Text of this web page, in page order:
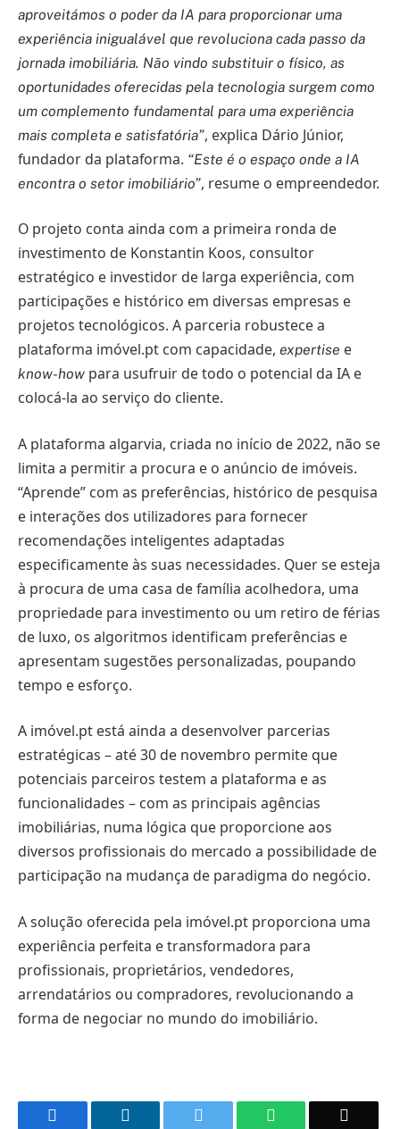
aproveitámos o poder da IA para proporcionar uma
experiência inigualável que revoluciona cada passo da
jornada imobiliária. Não vindo substituir o físico, as
oportunidades oferecidas pela tecnologia surgem como
um complemento fundamental para uma experiência
mais completa e satisfatória”, explica Dário Júnior,
fundador da plataforma. “Este é o espaço onde a IA
encontra o setor imobiliário”, resume o empreendedor.
O projeto conta ainda com a primeira ronda de
investimento de Konstantin Koos, consultor
estratégico e investidor de larga experiência, com
participações e histórico em diversas empresas e
projetos tecnológicos. A parceria robustece a
plataforma imóvel.pt com capacidade, expertise e
know-how para usufruir de todo o potencial da IA e
colocá-la ao serviço do cliente.
A plataforma algarvia, criada no início de 2022, não se
limita a permitir a procura e o anúncio de imóveis.
“Aprende” com as preferências, histórico de pesquisa
e interações dos utilizadores para fornecer
recomendações inteligentes adaptadas
especificamente às suas necessidades. Quer se esteja
à procura de uma casa de família acolhedora, uma
propriedade para investimento ou um retiro de férias
de luxo, os algoritmos identificam preferências e
apresentam sugestões personalizadas, poupando
tempo e esforço.
A imóvel.pt está ainda a desenvolver parcerias
estratégicas – até 30 de novembro permite que
potenciais parceiros testem a plataforma e as
funcionalidades – com as principais agências
imobiliárias, numa lógica que proporcione aos
diversos profissionais do mercado a possibilidade de
participação na mudança de paradigma do negócio.
A solução oferecida pela imóvel.pt proporciona uma
experiência perfeita e transformadora para
profissionais, proprietários, vendedores,
arrendatários ou compradores, revolucionando a
forma de negociar no mundo do imobiliário.
WhatsApp